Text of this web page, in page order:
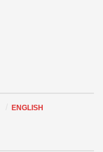
ENGLISH